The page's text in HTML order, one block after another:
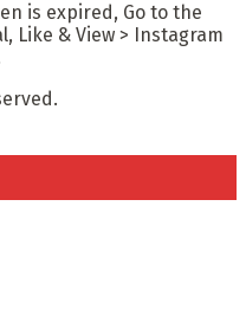
is expired, Go to the
Like & View > Instagram